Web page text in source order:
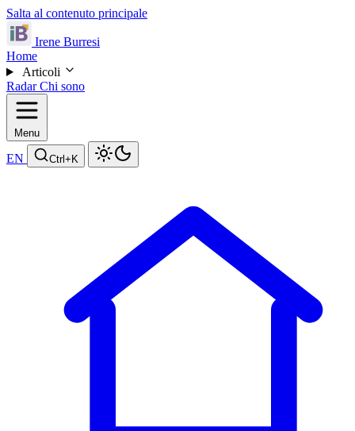
Salta al contenuto principale
Irene Burresi
Home
Articoli
RadarChi sono
Menu
EN Ctrl +K